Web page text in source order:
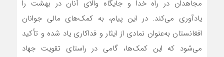
مجاهدان در راه خدا و جایگاه والای آنان در بهشت را
یادآوری می‌کند. در این پیام، به کمک‌های مالی جوانان
افغانستان به‌عنوان نمادی از ایثار و فداکاری یاد شده و تأکید
می‌شود که این کمک‌ها، گامی در راستای تقویت جهاد